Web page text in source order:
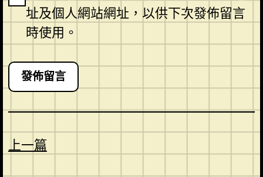
址及個人網站網址，以供下次發佈留言
時使用。
上一篇